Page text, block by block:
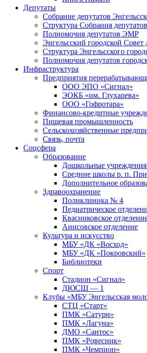
Депутаты
Собрание депутатов
Структура Собрания
Полномочия депутатов ЭМР
Энгельсский городской Совет
Структура Энгельсского
Полномочия депутатов
Инфраструктура
Предприятия
ООО ЭПО «Сигнал»
ЭОКБ «им. Глухарева»
ООО «Гофротара»
Финансово-кредитные
Пищевая промышленность
Сельскохозяйственные
Связь, почта
Соцсфера
Образование
Дошкольные
Средние школы р. п.
Дополнительное
Здравоохранение
Поликлиника № 4
Педиатрическое
Квасниковское
Анисовское отделение
Культура и искусство
МБУ «ДК «Восход»
МБУ «ДК «Покровский»
Библиотеки
Спорт
Стадион «Сигнал»
ДЮСШ — 1
Клубы «МБУ Энгельсская
СТЦ «Старт»
ПМК «Сатурн»
ПМК «Лагуна»
ДМО «Сантос»
ПМК «Ровесник»
ПМК «Чемпион»